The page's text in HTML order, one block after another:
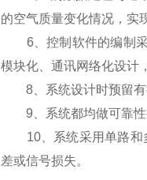
的空气质量变化情况，实
6、控制软件的编制采
模块化、通讯网络化设计
8、系统设计时预留有
9、系统都均做可靠性
10、系统采用单路和多
差或信号损失。